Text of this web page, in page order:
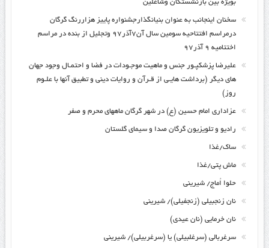
بویژه بین بازنشستگان وشاغلین
سخنان اینجانب به عنوان بنیانگذارجشنواره پاییز هزاررنگ گرگان
درمراسم افتتاحیه سومین سال آن۷آذر۹۷ وتجلیل از بنده در مراسم
اختتامیه ۹ آذر۹۷
علیرضا پزشکپـور جنس و ماهیت موجـودات در فضا و احتمـال وجود جهان
های دیگر (برداشت هایـی از قـرآن و روایات دینی و تطبیق آنها با علـوم
روز)
عزاداری امام حسین (ع) در شهر گرگان ماههای محرم و صفر
رادیو و تلویزیون گرگان صدا و سیمای گلستان
ساک/غذا
ماش پتی/غذا
حلوا اُماج/ شیرینی
نان زنجبیلی (زنجفیلی)/ شیرینی
نان خرمایی (نان عیدی)
سرغربالی (سرغلبیلی) یا (سرغربیلی)/ شیرینی